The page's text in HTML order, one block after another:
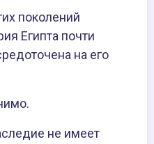
поколений
Египта почти
на его
не имеет